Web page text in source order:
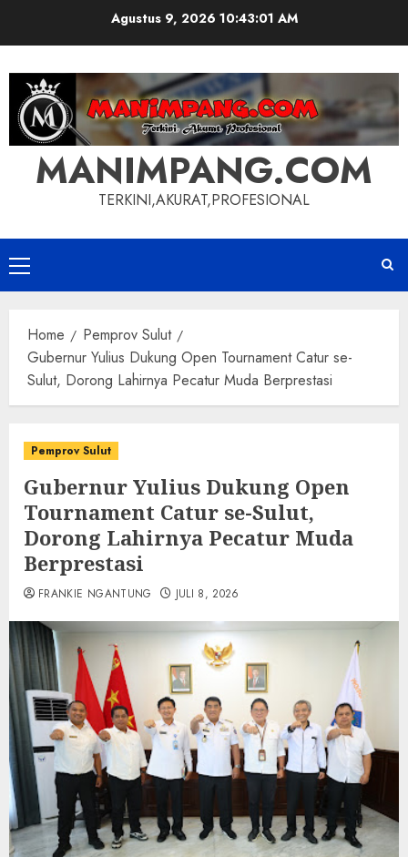
Agustus 9, 2026 10:43:02 AM
MANIMPANG.COM
TERKINI,AKURAT,PROFESIONAL
Primary
Menu
Home
Pemprov Sulut
Gubernur Yulius Dukung Open Tournament Catur se-
Sulut, Dorong Lahirnya Pecatur Muda Berprestasi
Pemprov Sulut
Gubernur Yulius Dukung Open
Tournament Catur se-Sulut,
Dorong Lahirnya Pecatur Muda
Berprestasi
FRANKIE NGANTUNG JULI 8, 2026